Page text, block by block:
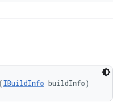
IBuildInfo buildInfo)